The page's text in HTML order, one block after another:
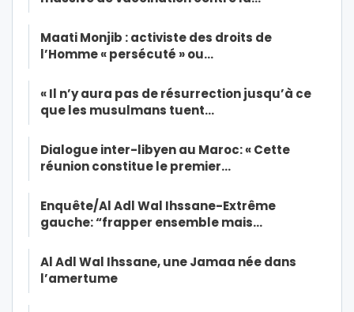
Maati Monjib : activiste des droits de
l’Homme « persécuté » ou…
« Il n’y aura pas de résurrection jusqu’à ce
que les musulmans tuent…
Dialogue inter-libyen au Maroc: « Cette
réunion constitue le premier…
Enquête/Al Adl Wal Ihssane-Extrême
gauche: “frapper ensemble mais…
Al Adl Wal Ihssane, une Jamaa née dans
l’amertume